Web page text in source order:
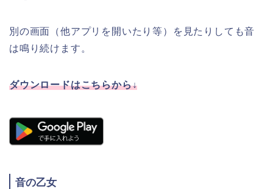
別の画面（他アプリを開いたり等）を見たりしても音
は鳴り続けます。
ダウンロードはこちらから↓
音の乙女